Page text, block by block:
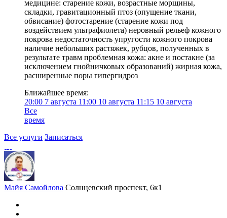
медицине: старение кожи, возрастные морщины,
складки, гравитационный птоз (опущение ткани,
обвисание) фотостарение (старение кожи под
воздействием ультрафиолета) неровный рельеф кожного
покрова недостаточность упругости кожного покрова
наличие небольших растяжек, рубцов, полученных в
результате травм проблемная кожа: акне и постакне (за
исключением гнойничковых образований) жирная кожа,
расширенные поры гипергидроз
Ближайшее время:
20:00 7 августа 11:00 10 августа 11:15 10 августа
Все
время
Все услуги Записаться
Майя Самойлова Солнцевский проспект, 6к1